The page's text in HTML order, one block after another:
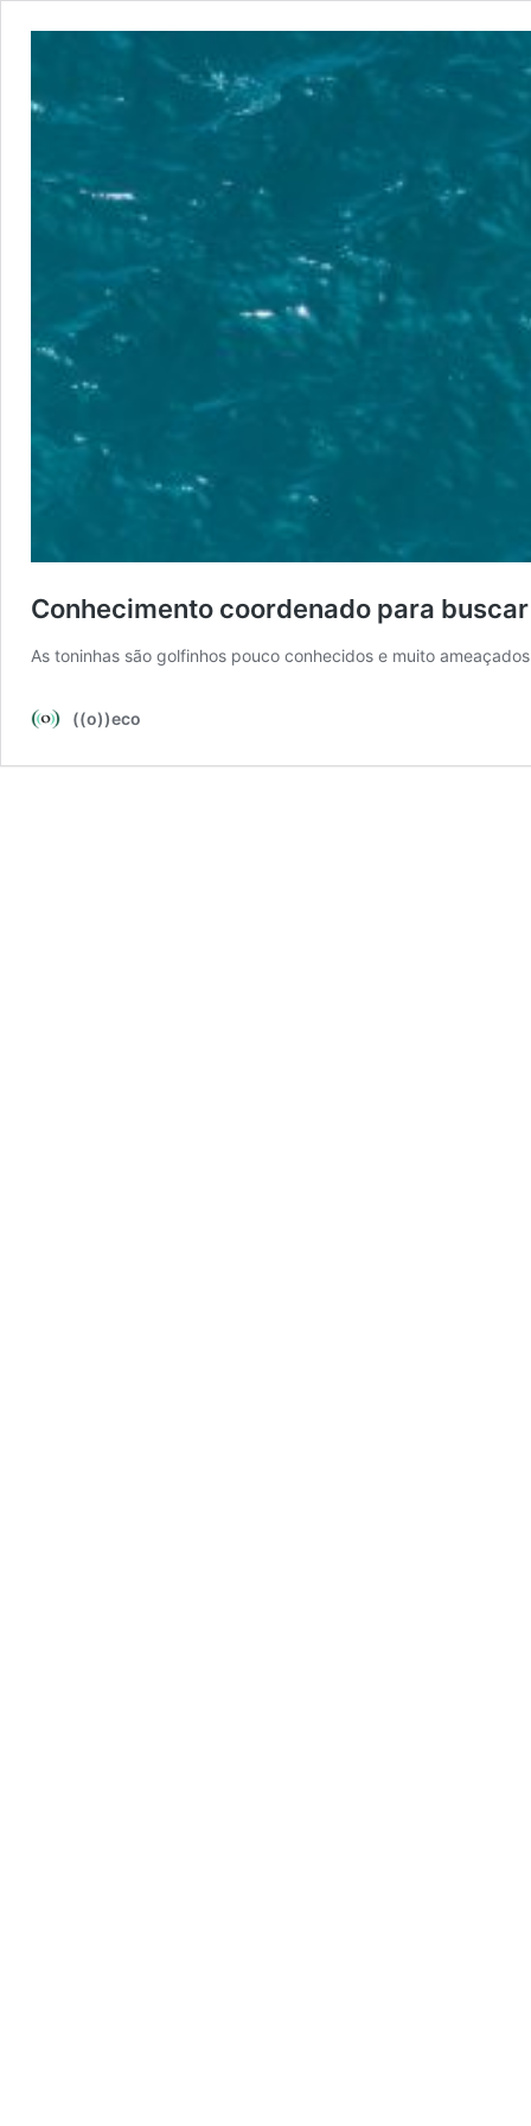
Conhecimento coordenado para
As toninhas são golfinhos pouco conhecidos e muito
((o))eco